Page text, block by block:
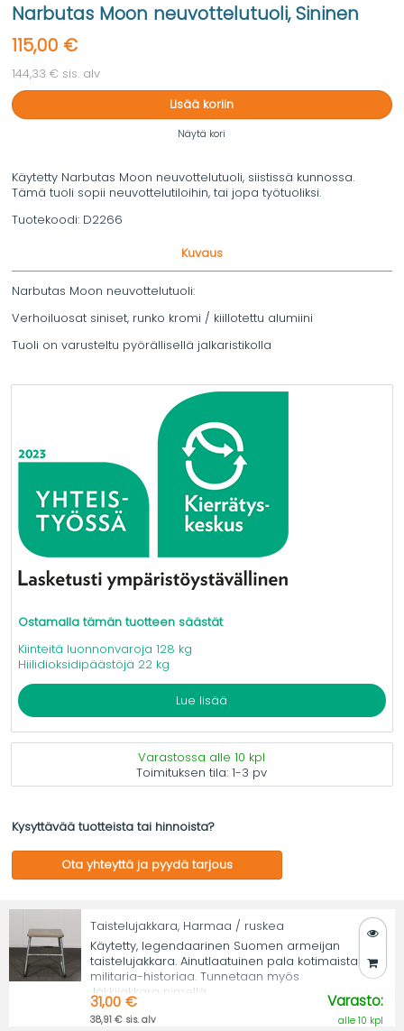
Narbutas Moon neuvottelutuoli, Sininen
115,00 €
144,33 € sis. alv
Lisää koriin
Näytä kori
Käytetty Narbutas Moon neuvottelutuoli, siistissä kunnossa.
Tämä tuoli sopii neuvottelutiloihin, tai jopa työtuoliksi.
Tuotekoodi: D2266
Kuvaus
Narbutas Moon neuvottelutuoli:
Verhoiluosat siniset, runko kromi / kiillotettu alumiini
Tuoli on varusteltu pyörällisellä jalkaristikolla
Ostamalla tämän tuotteen säästät
Kiinteitä luonnonvaroja 128 kg
Hiilidioksidipäästöjä 22 kg
Lue lisää
Varastossa alle 10 kpl
Toimituksen tila:1-3 pv
Kysyttävää tuotteista tai hinnoista?
Ota yhteyttä ja pyydä tarjous
Taistelujakkara, Harmaa / ruskea
Käytetty, legendaarinen Suomen armeijan
taistelujakkara. Ainutlaatuinen pala kotimaista
militaria-historiaa. Tunnetaan myös
Jäkkijakkara nimellä.
31,00 €
38,91 € sis. alv
Varasto:
alle 10 kpl